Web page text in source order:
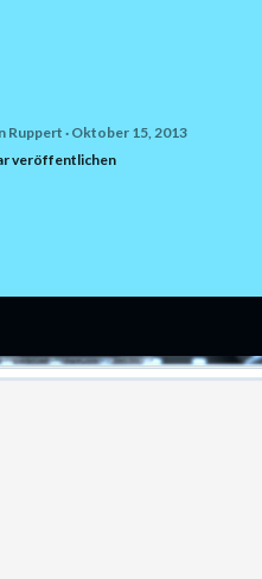
Ruppert
Oktober 15, 2013
veröffentlichen